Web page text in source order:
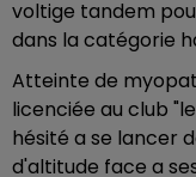
voltige tandem
dans la catégorie
Atteinte de
licenciée au club
hésité a se lancer
d'altitude face a